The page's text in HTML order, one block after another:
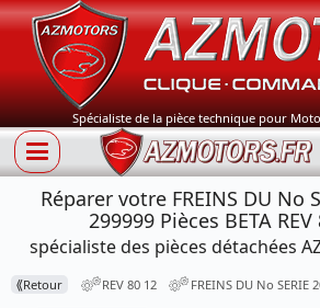
Spécialiste de la pièce technique pour
Réparer votre FREINS DU No
299999 Pièces BETA
spécialiste des pièces détachées
⟪Retour REV 80 12 FREINS DU No SERIE